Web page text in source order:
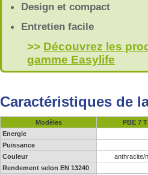
Design et compact
Entretien facile
>> Découvrez les
gamme Easylife
Caractéristiques de
Modèles
PBE 7 T
Energie
Puissance
Couleur
anthracite/
Rendement selon EN 13240